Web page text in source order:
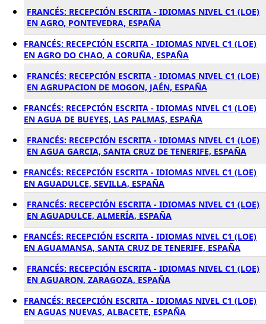
FRANCÉS: RECEPCIÓN ESCRITA - IDIOMAS NIVEL C1 (LOE)
EN AGRO, PONTEVEDRA, ESPAÑA
FRANCÉS: RECEPCIÓN ESCRITA - IDIOMAS NIVEL C1 (LOE)
EN AGRO DO CHAO, A CORUÑA, ESPAÑA
FRANCÉS: RECEPCIÓN ESCRITA - IDIOMAS NIVEL C1 (LOE)
EN AGRUPACION DE MOGON, JAÉN, ESPAÑA
FRANCÉS: RECEPCIÓN ESCRITA - IDIOMAS NIVEL C1 (LOE)
EN AGUA DE BUEYES, LAS PALMAS, ESPAÑA
FRANCÉS: RECEPCIÓN ESCRITA - IDIOMAS NIVEL C1 (LOE)
EN AGUA GARCIA, SANTA CRUZ DE TENERIFE, ESPAÑA
FRANCÉS: RECEPCIÓN ESCRITA - IDIOMAS NIVEL C1 (LOE)
EN AGUADULCE, SEVILLA, ESPAÑA
FRANCÉS: RECEPCIÓN ESCRITA - IDIOMAS NIVEL C1 (LOE)
EN AGUADULCE, ALMERÍA, ESPAÑA
FRANCÉS: RECEPCIÓN ESCRITA - IDIOMAS NIVEL C1 (LOE)
EN AGUAMANSA, SANTA CRUZ DE TENERIFE, ESPAÑA
FRANCÉS: RECEPCIÓN ESCRITA - IDIOMAS NIVEL C1 (LOE)
EN AGUARON, ZARAGOZA, ESPAÑA
FRANCÉS: RECEPCIÓN ESCRITA - IDIOMAS NIVEL C1 (LOE)
EN AGUAS NUEVAS, ALBACETE, ESPAÑA